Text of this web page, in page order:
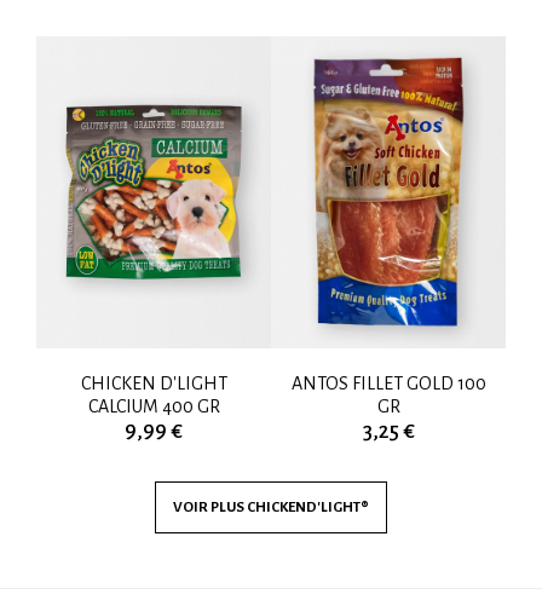
CHICKEN D'LIGHT
CALCIUM 400 GR
9,99 €
ANTOS FILLET GOLD 100
GR
3,25 €
VOIR PLUS CHICKEND'LIGHT®